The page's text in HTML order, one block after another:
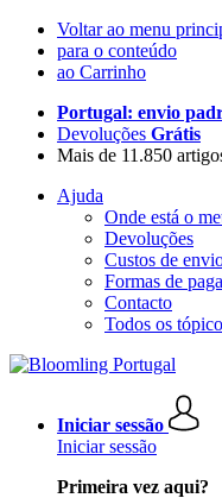
Voltar ao menu
para o conteúdo
ao Carrinho
Portugal: envio
Devoluções Grátis
Mais de 11.850
Ajuda
Onde está o
Devoluções
Custos de
Formas de
Contacto
Todos os
Iniciar sessão
Iniciar sessão
Primeira vez aqui?